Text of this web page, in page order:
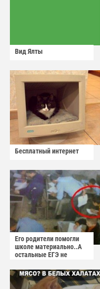
Вид Ялты
Бесплатный интернет
Его родители помогли
школе материально..А
остальные ЕГЭ не